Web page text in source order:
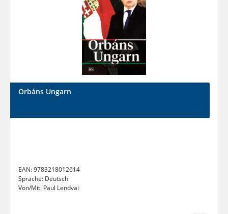
Orbáns Ungarn
EAN:9783218012614
Sprache: Deutsch
Von/Mit: Paul Lendvai